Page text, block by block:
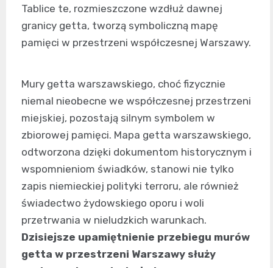
Tablice te, rozmieszczone wzdłuż dawnej
granicy getta, tworzą symboliczną mapę
pamięci w przestrzeni współczesnej Warszawy.
Mury getta warszawskiego, choć fizycznie
niemal nieobecne we współczesnej przestrzeni
miejskiej, pozostają silnym symbolem w
zbiorowej pamięci. Mapa getta warszawskiego,
odtworzona dzięki dokumentom historycznym i
wspomnieniom świadków, stanowi nie tylko
zapis niemieckiej polityki terroru, ale również
świadectwo żydowskiego oporu i woli
przetrwania w nieludzkich warunkach.
Dzisiejsze upamiętnienie przebiegu murów
getta w przestrzeni Warszawy służy